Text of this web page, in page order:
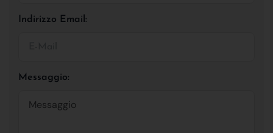
Indirizzo Email:
Messaggio: